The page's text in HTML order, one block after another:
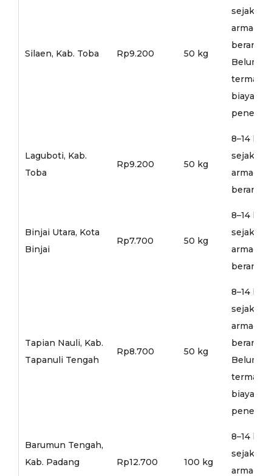
Silaen, Kab. Toba Rp9.200 50 kg
sejak
armada
Belum
biaya
Laguboti, Kab.
Toba
Rp9.200 50 kg
8–14 hari
sejak
armada
Binjai Utara, Kota
Binjai
Rp7.700 50 kg
8–14 hari
sejak
armada
Tapian Nauli, Kab.
Tapanuli Tengah
Rp8.700 50 kg
8–14 hari
sejak
armada
Belum
biaya
Barumun Tengah,
Kab. Padang
Rp12.700 100 kg
8–14 hari
sejak
armada